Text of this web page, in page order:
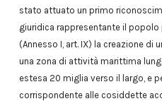
stato attuato un primo
giuridica rappresentante il
(Annesso I, art. IX) la creazione di
una zona di attività marittima
estesa 20 miglia verso il largo, e
corrispondente alle cosiddette